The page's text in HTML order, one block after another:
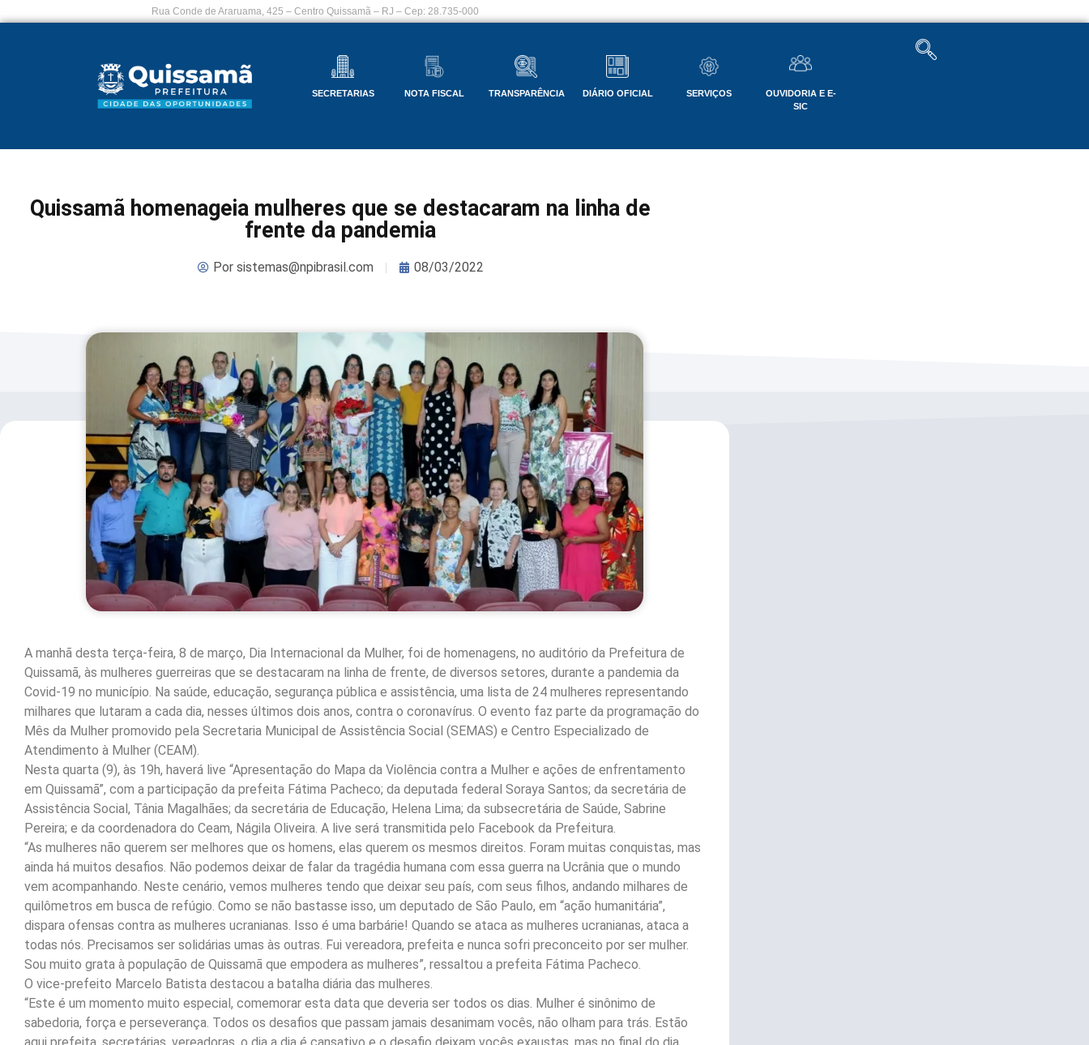
Rua Conde de Araruama, 425 – Centro Quissamã – RJ – Cep: 28.735-000
SECRETARIAS NOTA FISCAL TRANSPARÊNCIA DIÁRIO OFICIAL SERVIÇOS
OUVIDORIA E E-
SIC
Quissamã homenageia mulheres que se destacaram na linha de
frente da pandemia
Porsistemas@npibrasil.com 08/03/2022
A manhã desta terça-feira, 8 de março, Dia Internacional da Mulher, foi de homenagens, no auditório da Prefeitura de
Quissamã, às mulheres guerreiras que se destacaram na linha de frente, de diversos setores, durante a pandemia da
Covid-19 no município. Na saúde, educação, segurança pública e assistência, uma lista de 24 mulheres representando
milhares que lutaram a cada dia, nesses últimos dois anos, contra o coronavírus. O evento faz parte da programação do
Mês da Mulher promovido pela Secretaria Municipal de Assistência Social (SEMAS) e Centro Especializado de
Atendimento à Mulher (CEAM).
Nesta quarta (9), às 19h, haverá live “Apresentação do Mapa da Violência contra a Mulher e ações de enfrentamento
em Quissamã”, com a participação da prefeita Fátima Pacheco; da deputada federal Soraya Santos; da secretária de
Assistência Social, Tânia Magalhães; da secretária de Educação, Helena Lima; da subsecretária de Saúde, Sabrine
Pereira; e da coordenadora do Ceam, Nágila Oliveira. A live será transmitida pelo Facebook da Prefeitura.
“As mulheres não querem ser melhores que os homens, elas querem os mesmos direitos. Foram muitas conquistas, mas
ainda há muitos desafios. Não podemos deixar de falar da tragédia humana com essa guerra na Ucrânia que o mundo
vem acompanhando. Neste cenário, vemos mulheres tendo que deixar seu país, com seus filhos, andando milhares de
quilômetros em busca de refúgio. Como se não bastasse isso, um deputado de São Paulo, em “ação humanitária”,
dispara ofensas contra as mulheres ucranianas. Isso é uma barbárie! Quando se ataca as mulheres ucranianas, ataca a
todas nós. Precisamos ser solidárias umas às outras. Fui vereadora, prefeita e nunca sofri preconceito por ser mulher.
Sou muito grata à população de Quissamã que empodera as mulheres”, ressaltou a prefeita Fátima Pacheco.
O vice-prefeito Marcelo Batista destacou a batalha diária das mulheres.
“Este é um momento muito especial, comemorar esta data que deveria ser todos os dias. Mulher é sinônimo de
sabedoria, força e perseverança. Todos os desafios que passam jamais desanimam vocês, não olham para trás. Estão